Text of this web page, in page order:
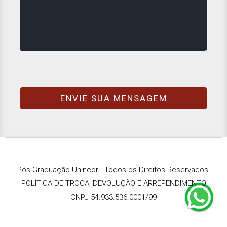
Pós-Graduação Unincor - Todos os Direitos Reservados.
POLÍTICA DE TROCA, DEVOLUÇÃO E ARREPENDIMENTO
CNPJ 54.933.536.0001/99